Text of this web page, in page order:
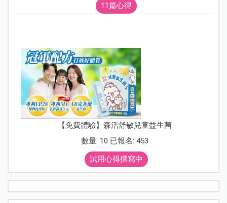
11篇心得
【免費體驗】森活舒敏兒童益生菌
數量: 10 已報名: 453
試用心得撰寫中